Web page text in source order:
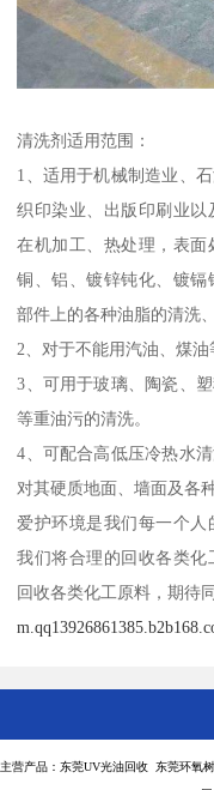
清洗剂适用范围：
1、适用于机械制造业、
织印染业、出版印刷业
在机加工、热处理，表面
铜、铝、镀锌钝化、镀
部件上的各种油脂的清洗
2、对于不能用汽油、煤油
3、可用于玻璃、陶瓷、
等重油污的清洗。
4、可配合高低压冷热水
对其硬质地面、墙面及各
爱护环境是我们每一个人
我们将合理的回收各类
回收各类化工原料，期待
主营产品：东莞UV光油回收 东莞环氧